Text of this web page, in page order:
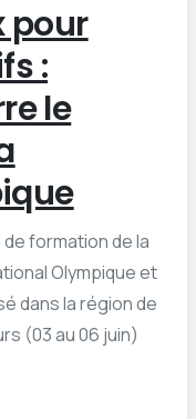
pour
:
le
formation de la
Olympique et
dans la région de
(03 au 06 juin)